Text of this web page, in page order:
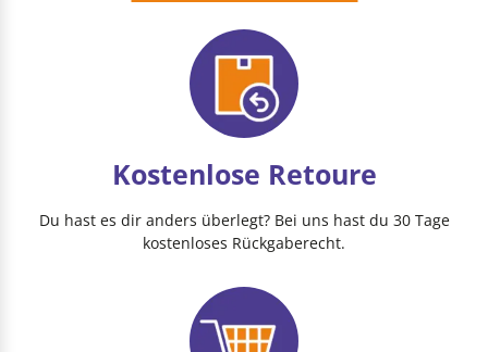
Kostenlose Retoure
Du hast es dir anders überlegt? Bei uns hast du 30 Tage
kostenloses Rückgaberecht.